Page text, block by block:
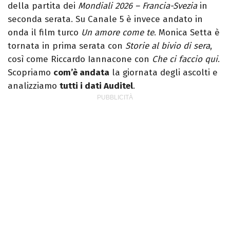
della partita dei Mondiali 2026 – Francia-Sveziain
seconda serata. Su Canale 5 è invece andato in
onda il film turco Un amore come te. Monica Setta è
tornata in prima serata con Storie al bivio di sera,
così come Riccardo Iannacone con Che ci faccio qui.
Scopriamo com’è andata la giornata degli ascolti e
analizziamo tutti i dati Auditel.